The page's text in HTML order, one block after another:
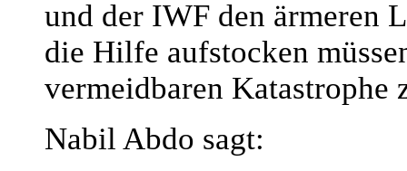
und der IWF den ärmeren
die Hilfe aufstocken
vermeidbaren Katastrophe
Nabil Abdo sagt: